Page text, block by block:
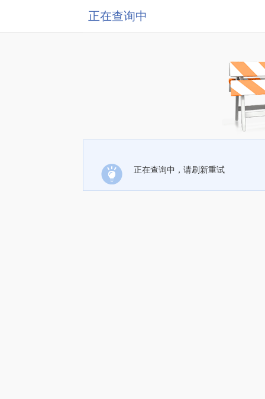
正在查询中
正在查询中，请刷新重试